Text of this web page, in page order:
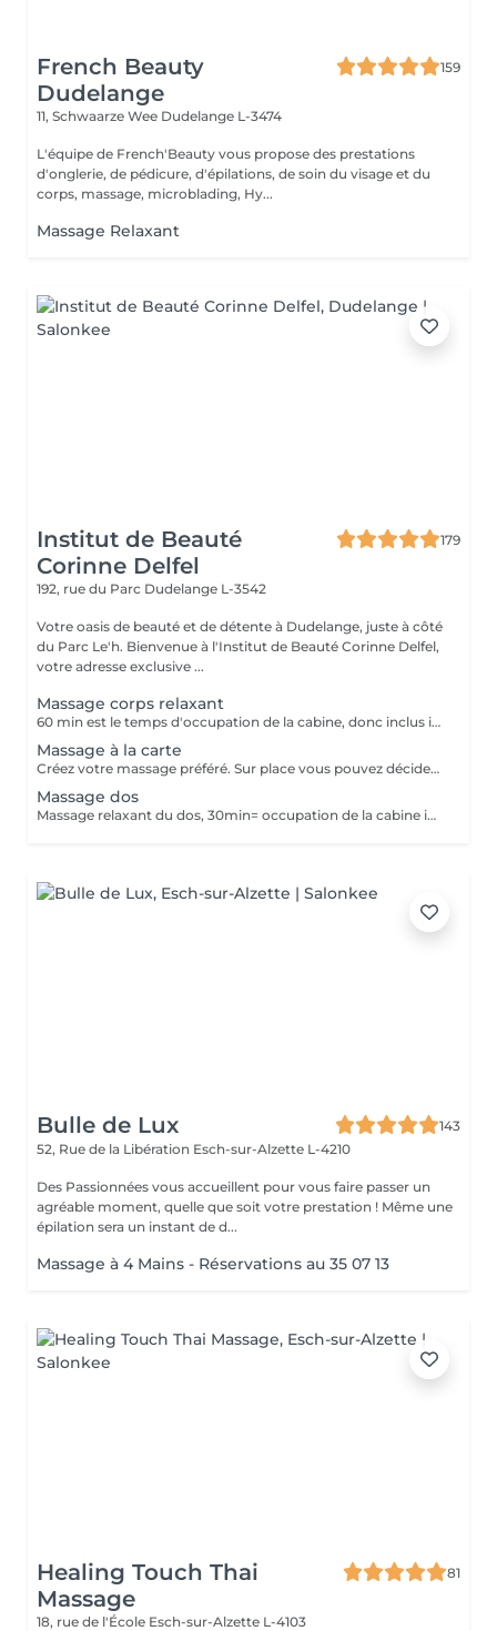
French Beauty
Dudelange
159
11, Schwaarze Wee Dudelange L-3474
L'équipe de French'Beauty vous propose des prestations
d'onglerie, de pédicure, d'épilations, de soin du visage et du
corps, massage, microblading, Hy...
Massage Relaxant
Institut de Beauté
Corinne Delfel
179
192, rue du Parc Dudelange L-3542
Votre oasis de beauté et de détente à Dudelange, juste à côté
du Parc Le'h. Bienvenue à l'Institut de Beauté Corinne Delfel,
votre adresse exclusive ...
Massage corps relaxant
60 min est le temps d'occupation de la cabine, donc inclus installation client, ev. retard du client...
Massage à la carte
Créez votre massage préféré. Sur place vous pouvez décider soit massage sportif ou relaxant. Une heure massage et vous décidez... par exemple 30min. massage dos + 15min. massage crâne et visage + 15min. massage jambes
Massage dos
Massage relaxant du dos, 30min= occupation de la cabine inclus installation du client, ev. retard du client, désinfection de la cabine
Bulle de Lux
143
52, Rue de la Libération Esch-sur-Alzette L-4210
Des Passionnées vous accueillent pour vous faire passer un
agréable moment, quelle que soit votre prestation ! Même une
épilation sera un instant de d...
Massage à 4 Mains - Réservations au 35 07 13
Healing Touch Thai
Massage
81
18, rue de l'École Esch-sur-Alzette L-4103